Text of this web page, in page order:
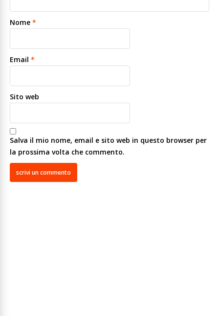
Nome *
Email *
Sito web
Salva il mio nome, email e sito web in questo browser per
la prossima volta che commento.